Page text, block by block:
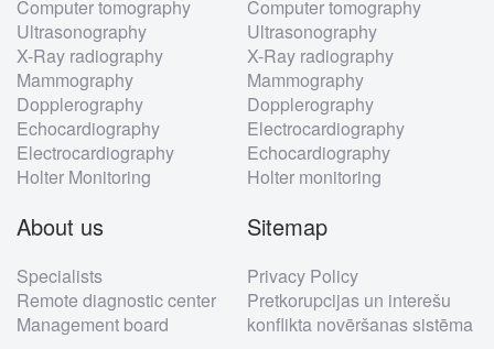
Computer tomography
Ultrasonography
X-Ray radiography
Mammography
Dopplerography
Echocardiography
Electrocardiography
Holter Monitoring
Computer tomography
Ultrasonography
X-Ray radiography
Mammography
Dopplerography
Electrocardiography
Echocardiography
Holter monitoring
About us
Specialists
Remote diagnostic center
Management board
Sitemap
Privacy Policy
Pretkorupcijas un interešu
konflikta novēršanas sistēma